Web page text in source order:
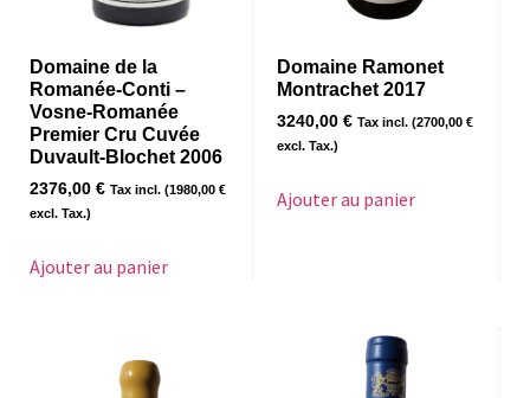
Domaine de la
Romanée-Conti –
Vosne-Romanée
Premier Cru Cuvée
Duvault-Blochet 2006
2376,00 € Tax incl. (1980,00 €
excl. Tax.)
Ajouter au panier
Domaine Ramonet
Montrachet 2017
3240,00 € Tax incl. (2700,00 €
excl. Tax.)
Ajouter au panier